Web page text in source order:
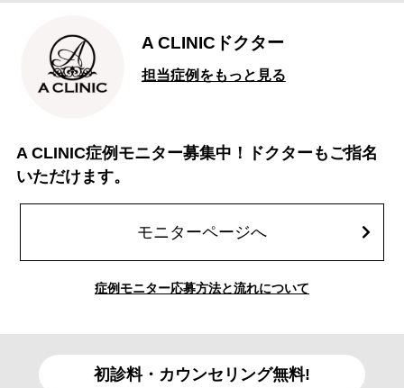
A CLINICドクター
担当症例をもっと見る
A CLINIC症例モニター募集中！ドクターもご指名
いただけます。
モニターページへ
症例モニター応募方法と流れについて
初診料・カウンセリング無料!